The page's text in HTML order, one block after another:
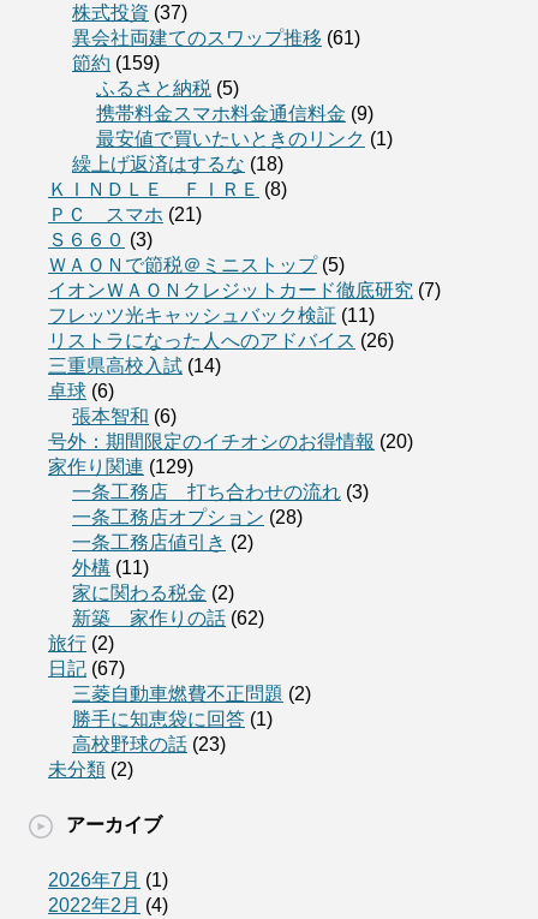
株式投資 (37)
異会社両建てのスワップ推移 (61)
節約 (159)
ふるさと納税 (5)
携帯料金スマホ料金通信料金 (9)
最安値で買いたいときのリンク (1)
繰上げ返済はするな (18)
ＫＩＮＤＬＥ ＦＩＲＥ (8)
ＰＣ スマホ (21)
Ｓ６６０ (3)
ＷＡＯＮで節税＠ミニストップ (5)
イオンＷＡＯＮクレジットカード徹底研究 (7)
フレッツ光キャッシュバック検証 (11)
リストラになった人へのアドバイス (26)
三重県高校入試 (14)
卓球 (6)
張本智和 (6)
号外：期間限定のイチオシのお得情報 (20)
家作り関連 (129)
一条工務店 打ち合わせの流れ (3)
一条工務店オプション (28)
一条工務店値引き (2)
外構 (11)
家に関わる税金 (2)
新築 家作りの話 (62)
旅行 (2)
日記 (67)
三菱自動車燃費不正問題 (2)
勝手に知恵袋に回答 (1)
高校野球の話 (23)
未分類 (2)
アーカイブ
2026年7月 (1)
2022年2月 (4)